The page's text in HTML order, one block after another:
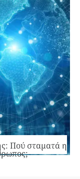
Πού σταματά η